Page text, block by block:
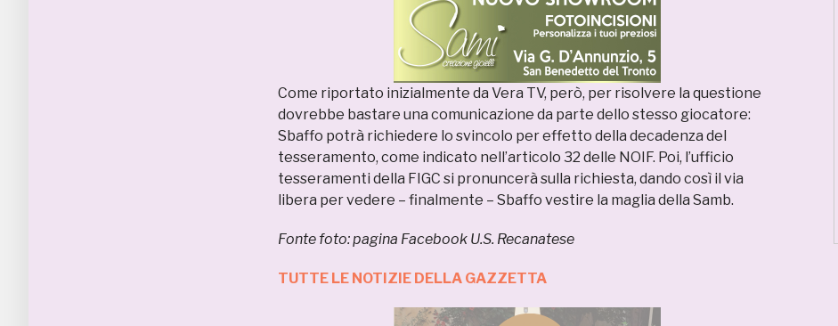
Come riportato inizialmente da Vera TV, però, per risolvere la questione
dovrebbe bastare una comunicazione da parte dello stesso giocatore:
Sbaffo potrà richiedere lo svincolo per effetto della decadenza del
tesseramento, come indicato nell’articolo 32 delle NOIF. Poi, l’ufficio
tesseramenti della FIGC si pronuncerà sulla richiesta, dando così il via
libera per vedere – finalmente – Sbaffo vestire la maglia della Samb.
Fonte foto: pagina Facebook U.S. Recanatese
TUTTE LE NOTIZIE DELLA GAZZETTA